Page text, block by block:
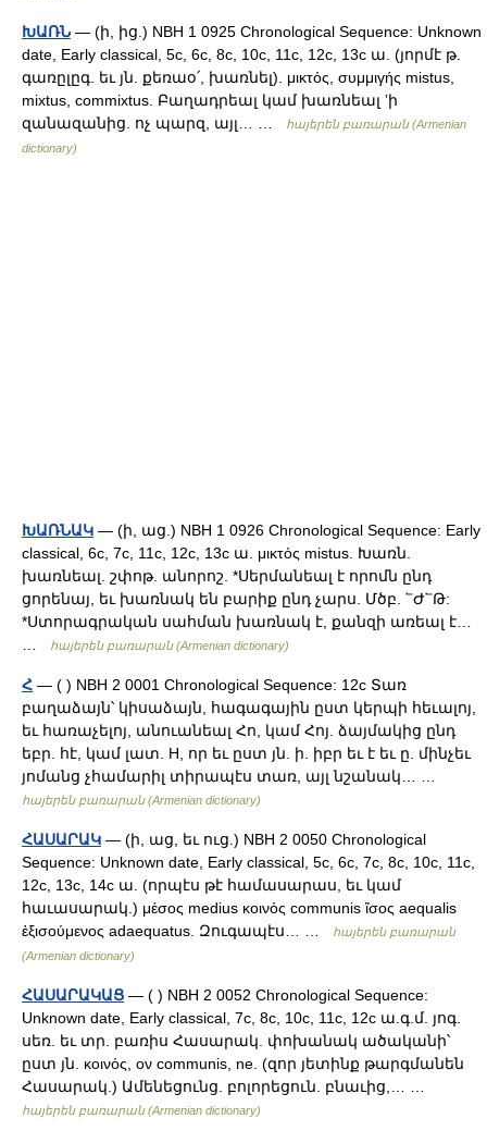
ԽԱՌՆ — (ի, ից.) NBH 1 0925 Chronological Sequence: Unknown
date, Early classical, 5c, 6c, 8c, 10c, 11c, 12c, 13c ա. (յորմէ թ.
գառըլըգ. եւ յն. քեռաօ՛, խառնել). μικτός, συμμιγής mistus,
mixtus, commixtus. Բաղադրեալ կամ խառնեալ ʼի
զանազանից. ոչ պարզ, այլ… …
հայերեն բառարան (Armenian
dictionary)
ԽԱՌՆԱԿ — (ի, աց.) NBH 1 0926 Chronological Sequence: Early
classical, 6c, 7c, 11c, 12c, 13c ա. μικτός mistus. Խառն.
խառնեալ. շփոթ. անորոշ. *Սերմանեալ է որոմն ընդ
ցորենայ, եւ խառնակ են բարիք ընդ չարս. Մծբ. ՟Ժ՟Թ:
*Ստորագրական սահման խառնակ է, քանզի առեալ է…
հայերեն բառարան (Armenian dictionary)
Հ — ( ) NBH 2 0001 Chronological Sequence: 12c Տառ
բաղաձայն՝ կիսաձայն, հագագային ըստ կերպի հեւալոյ,
եւ հառաչելոյ, անուանեալ Հո, կամ Հոյ. ձայմակից ընդ
եբր. հէ, կամ լատ. H, որ եւ ըստ յն. ի. իբր եւ է եւ ը. մինչեւ
յոմանց չհամարիլ տիրապէս տառ, այլ նշանակ… …
հայերեն բառարան (Armenian dictionary)
ՀԱՍԱՐԱԿ — (ի, աց, եւ ուց.) NBH 2 0050 Chronological
Sequence: Unknown date, Early classical, 5c, 6c, 7c, 8c, 10c, 11c,
12c, 13c, 14c ա. (որպէս թէ համասարաս, եւ կամ
հաւասարակ.) μέσος medius κοινός communis ἵσος aequalis
ἑξισούμενος adaequatus. Զուգապէս… …
հայերեն բառարան
(Armenian dictionary)
ՀԱՍԱՐԱԿԱՑ — ( ) NBH 2 0052 Chronological Sequence:
Unknown date, Early classical, 7c, 8c, 10c, 11c, 12c ա.գ.մ. յոգ.
սեռ. եւ տր. բառիս Հասարակ. փոխանակ ածականի՝
ըստ յն. κοινός, ον communis, ne. (զոր յետինք թարգմանեն
Հասարակ.) Ամենեցունց. բոլորեցուն. բնաւից,… …
հայերեն բառարան (Armenian dictionary)